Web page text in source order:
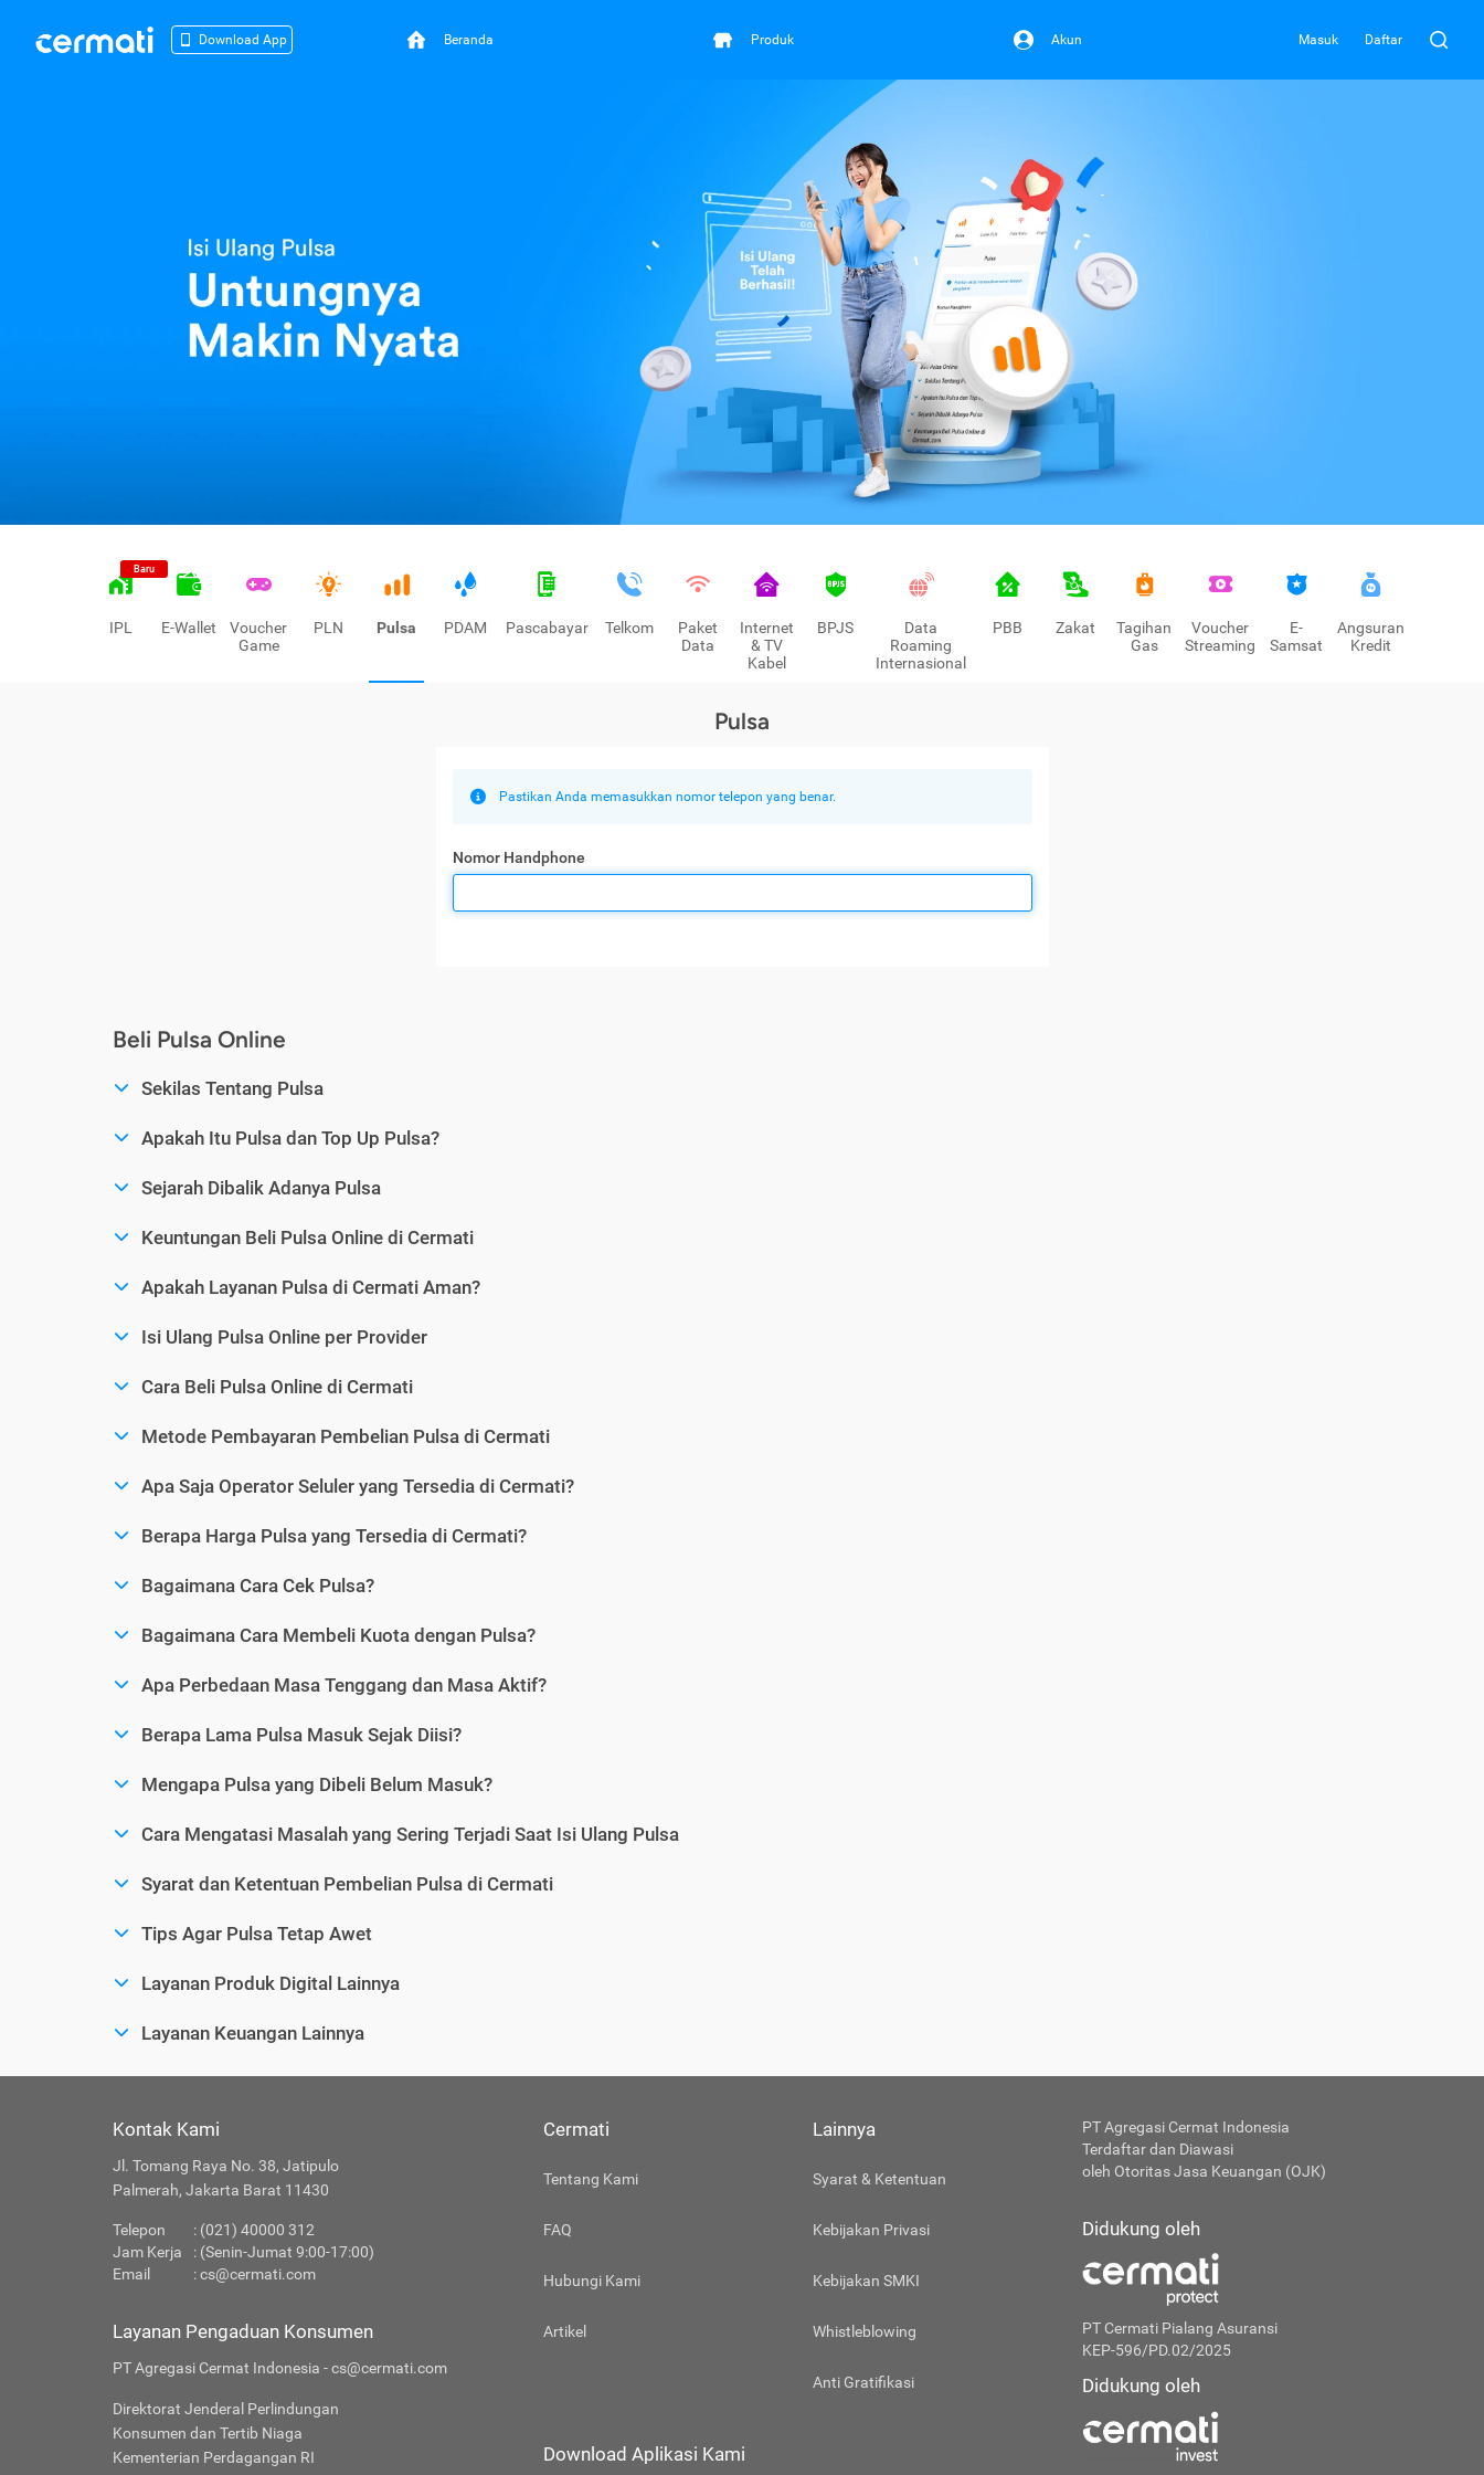
Download App Beranda Produk Akun Masuk Daftar
Baru
IPL E-Wallet
Voucher
Game
PLN Pulsa PDAM Pascabayar Telkom
Paket
Data
Internet
& TV
Kabel
BPJS
Data
Roaming
Internasional
PBB Zakat
Tagihan
Gas
Voucher
Streaming
E-
Samsat
Angsuran
Kredit
Pulsa
Pastikan Anda memasukkan nomor telepon yang benar.
Nomor Handphone
Beli Pulsa Online
Sekilas Tentang Pulsa
Apakah Itu Pulsa dan Top Up Pulsa?
Sejarah Dibalik Adanya Pulsa
Keuntungan Beli Pulsa Online di Cermati
Apakah Layanan Pulsa di Cermati Aman?
Isi Ulang Pulsa Online per Provider
Cara Beli Pulsa Online di Cermati
Metode Pembayaran Pembelian Pulsa di Cermati
Apa Saja Operator Seluler yang Tersedia di Cermati?
Berapa Harga Pulsa yang Tersedia di Cermati?
Bagaimana Cara Cek Pulsa?
Bagaimana Cara Membeli Kuota dengan Pulsa?
Apa Perbedaan Masa Tenggang dan Masa Aktif?
Berapa Lama Pulsa Masuk Sejak Diisi?
Mengapa Pulsa yang Dibeli Belum Masuk?
Cara Mengatasi Masalah yang Sering Terjadi Saat Isi Ulang Pulsa
Syarat dan Ketentuan Pembelian Pulsa di Cermati
Tips Agar Pulsa Tetap Awet
Layanan Produk Digital Lainnya
Layanan Keuangan Lainnya
Kontak Kami
Jl. Tomang Raya No. 38, Jatipulo
Palmerah, Jakarta Barat 11430
Telepon
: (021) 40000 312
Jam Kerja
: (Senin-Jumat 9:00-17:00)
Email
:cs@cermati.com
Layanan Pengaduan Konsumen
PT Agregasi Cermat Indonesia - cs@cermati.com
Direktorat Jenderal Perlindungan
Konsumen dan Tertib Niaga
Kementerian Perdagangan RI
Cermati
Tentang Kami
FAQ
Hubungi Kami
Artikel
Lainnya
Syarat & Ketentuan
Kebijakan Privasi
Kebijakan SMKI
Whistleblowing
Anti Gratifikasi
Download Aplikasi Kami
PT Agregasi Cermat Indonesia
Terdaftar dan Diawasi
oleh Otoritas Jasa Keuangan (OJK)
Didukung oleh
PT Cermati Pialang Asuransi
KEP-596/PD.02/2025
Didukung oleh